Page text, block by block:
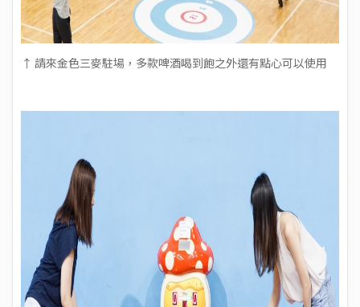
↑ 請來金色三麥駐場，多款啤酒喝到飽之外還有點心可以使用